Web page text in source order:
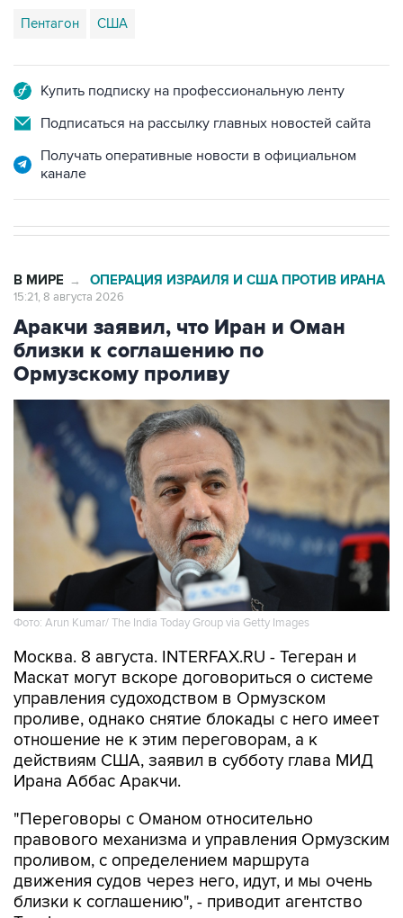
Пентагон США
Купить подписку на профессиональную ленту
Подписаться на рассылку главных новостей сайта
Получать оперативные новости в официальном
канале
В МИРЕ → ОПЕРАЦИЯ ИЗРАИЛЯ И США ПРОТИВ ИРАНА
15:21, 8 августа 2026
Аракчи заявил, что Иран и Оман
близки к соглашению по
Ормузскому проливу
Фото: Arun Kumar/ The India Today Group via Getty Images
Москва. 8 августа. INTERFAX.RU - Тегеран и
Маскат могут вскоре договориться о системе
управления судоходством в Ормузском
проливе, однако снятие блокады с него имеет
отношение не к этим переговорам, а к
действиям США, заявил в субботу глава МИД
Ирана Аббас Аракчи.
"Переговоры с Оманом относительно
правового механизма и управления Ормузским
проливом, с определением маршрута
движения судов через него, идут, и мы очень
близки к соглашению", - приводит агентство